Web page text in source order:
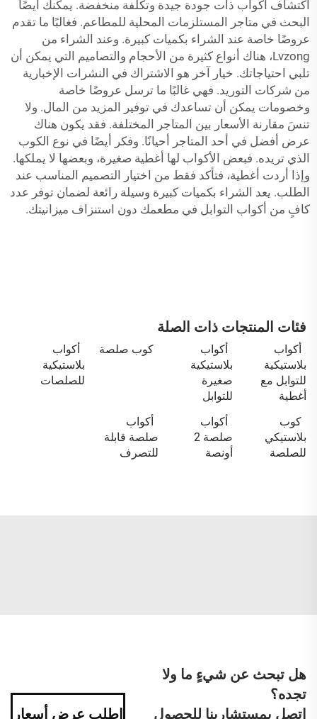
اكتشاف أكواب ذات جودة جيدة وتكلفة منخفضة. يمكنك أيضًا
البحث في متاجر المستلزمات المحلية للمطاعم. فغالبًا ما تقدم
عروضًا خاصة عند الشراء بكميات كبيرة. وعند الشراء من
Lvzong، هناك أنواع كثيرة من الأحجام والتصاميم التي يمكن أن
تلبي احتياجاتك. خيار آخر هو الاشتراك في النشرات الإخبارية
من شركات التوريد. فهي غالبًا ما ترسل عروضًا خاصة
وخصومات يمكن أن تساعدك في توفير المزيد من المال. ولا
تنسَ مقارنة الأسعار بين المتاجر المختلفة. فقد يكون هناك
عرض أفضل في أحد المتاجر أحيانًا. وفكر أيضًا في نوع الكوب
الذي تريده. فبعض الأكواب لها أغطية صغيرة، وبعضها لا يملكها.
وإذا أردت أغطية، فتأكد فقط من اختيار التصميم المناسب عند
الطلب. يعد الشراء بكميات كبيرة وسيلة رائعة لضمان توفر عدد
كافٍ من أكواب التوابل في مطعمك دون استنزاف ميزانيتك.
فئات المنتجات ذات الصلة
أكواب
بلاستيكية
للتوابل مع
أغطية
أكواب
بلاستيكية
صغيرة
للتوابل
كوب صلصة
أكواب
بلاستيكية
للصلصات
كوب
بلاستيكي
للصلصة
أكواب
صلصة 2
أونصة
أكواب
صلصة قابلة
للتصرف
هل تبحث عن شيءٍ ما ولا
تجده؟
اتصل بمستشارينا للحصول
اطلب عرض أسعار